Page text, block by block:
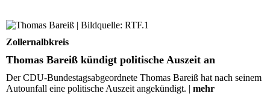
Thomas Bareiß kündigt politische Auszeit an
Zollernalbkreis
Thomas Bareiß kündigt politische Auszeit an
Der CDU-Bundestagsabgeordnete Thomas Bareiß hat nach seinem
Autounfall eine politische Auszeit angekündigt. | mehr